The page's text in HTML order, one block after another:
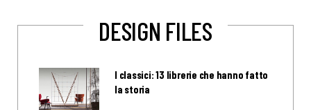
DESIGN FILES
I classici: 13 librerie che hanno fatto
la storia